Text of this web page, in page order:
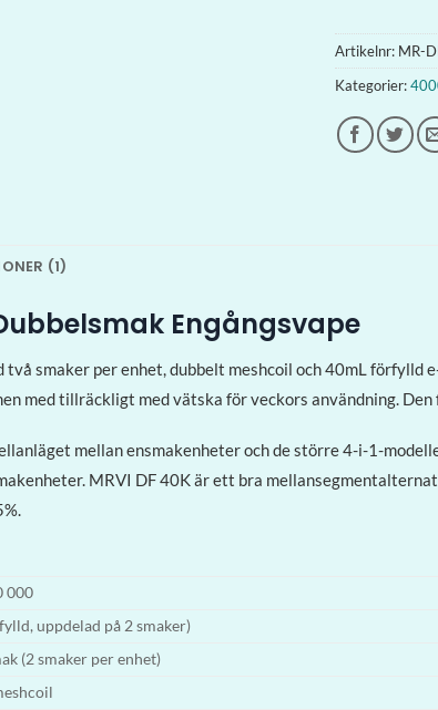
Artikelnr: MR-
Kategorier:
(1)
Engångsvape
två smaker per enhet, dubbelt meshcoil och 40mL
med tillräckligt med vätska för veckors användning.
mellan ensmakenheter och de större 4-i-1-
MRVI DF 40K är ett bra
000
uppdelad på 2 smaker)
(2 smaker per enhet)